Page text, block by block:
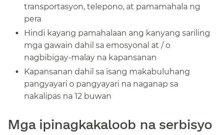
transportasyon, telepono, at pamamahala ng
pera​​
Hindi kayang pamahalaan ang kanyang sariling
mga gawain dahil sa emosyonal at / o
nagbibigay-malay na kapansanan​​
Kapansanan dahil sa isang makabuluhang
pangyayari o pangyayari na naganap sa
nakalipas na 12 buwan​​
Mga ipinagkakaloob na serbisyo​​